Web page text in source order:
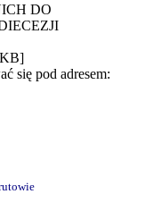
DO
się pod adresem: